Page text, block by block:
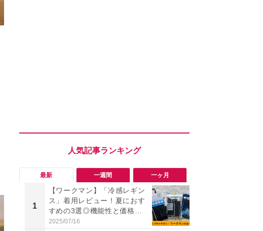
最新 一週間 一ヶ月
1
【ワークマン】「冷感レギン
ス」着用レビュー！夏におす
すめの3選◎機能性と価格比
較
2025/07/16